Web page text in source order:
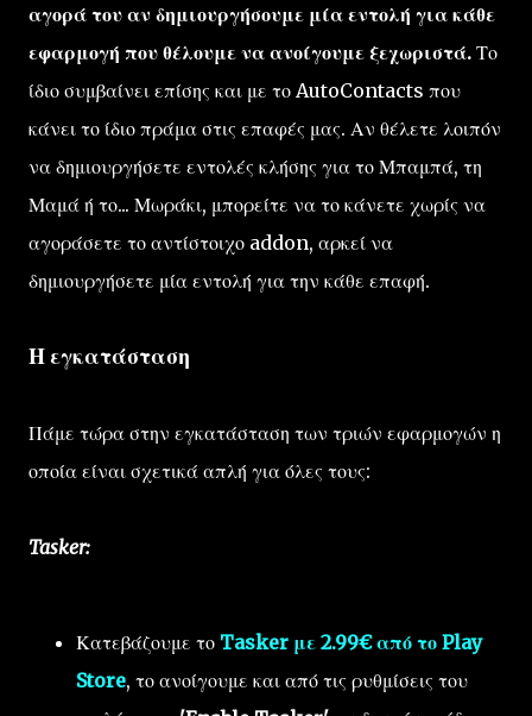
αγορά του αν δημιουργήσουμε μία εντολή για κάθε
εφαρμογή που θέλουμε να ανοίγουμε ξεχωριστά. Το
ίδιο συμβαίνει επίσης και με το AutoContacts που
κάνει το ίδιο πράμα στις επαφές μας. Αν θέλετε λοιπόν
να δημιουργήσετε εντολές κλήσης για το Μπαμπά, τη
Μαμά ή το... Μωράκι, μπορείτε να το κάνετε χωρίς να
αγοράσετε το αντίστοιχο addon, αρκεί να
δημιουργήσετε μία εντολή για την κάθε επαφή.
Η εγκατάσταση
Πάμε τώρα στην εγκατάσταση των τριών εφαρμογών η
οποία είναι σχετικά απλή για όλες τους:
Tasker:
Κατεβάζουμε το Tasker με 2.99€ από το Play
Store, το ανοίγουμε και από τις ρυθμίσεις του